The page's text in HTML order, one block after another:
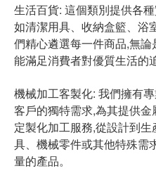
生活百貨: 這個類別提供各
如清潔用具、收納盒籃、浴
們精心遴選每一件商品,無
能滿足消費者對優質生活的
機械加工客製化: 我們擁有
客戶的獨特需求,為其提供
定製化加工服務,從設計到
具、機械零件或其他特殊需
量的產品。